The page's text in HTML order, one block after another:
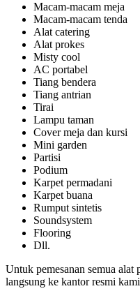
Macam-macam meja
Macam-macam tenda
Alat catering
Alat prokes
Misty cool
AC portabel
Tiang bendera
Tiang antrian
Tirai
Lampu taman
Cover meja dan kursi
Mini garden
Partisi
Podium
Karpet permadani
Karpet buana
Rumput sintetis
Soundsystem
Flooring
Dll.
Untuk pemesanan semua alat
langsung ke kantor resmi